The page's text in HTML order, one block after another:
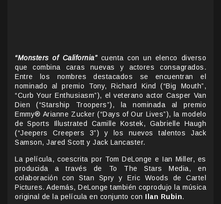
“Monsters of California”cuenta con un elenco diverso
que combina caras nuevas y actores consagrados.
Entre los nombres destacados se encuentran el
nominado al premio Tony, Richard Kind (“Big Mouth”,
“Curb Your Enthusiasm”), el veterano actor Casper Van
Dien (“Starship Troopers”), la nominada al premio
Emmy® Arianne Zucker (“Days of Our Lives”), la modelo
de Sports Illustrated Camille Kostek, Gabrielle Haugh
(“Jeepers Creepers 3”) y los nuevos talentos Jack
Samson, Jared Scott y Jack Lancaster.
La película, coescrita por Tom DeLonge e Ian Miller, es
producida a través de To The Stars Media, en
colaboración con Stan Spry y Eric Woods de Cartel
Pictures. Además, DeLonge también coprodujo la música
original de la película en conjunto con Ilan Rubin.